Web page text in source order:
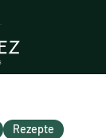
Rezepte